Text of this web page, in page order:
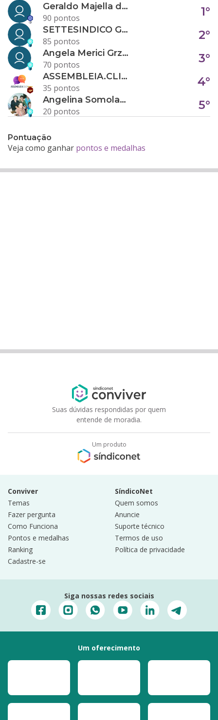
Geraldo Majella da Silva
90 pontos
1°
SETTESINDICO GOVERNANÇA CONDOMINIAL
85 pontos
2°
Angela Merici Grzybowski
70 pontos
3°
ASSEMBLEIA.CLICK
35 pontos
4°
Angelina Somolanji R. Oliveira
20 pontos
5°
Pontuação
Veja como ganhar pontos e medalhas
Suas dúvidas respondidas por quem
entende de moradia.
Um produto
Conviver
Temas
Fazer pergunta
Como Funciona
Pontos e medalhas
Ranking
Cadastre-se
SíndicoNet
Quem somos
Anuncie
Suporte técnico
Termos de uso
Política de privacidade
Siga nossas redes sociais
Um oferecimento